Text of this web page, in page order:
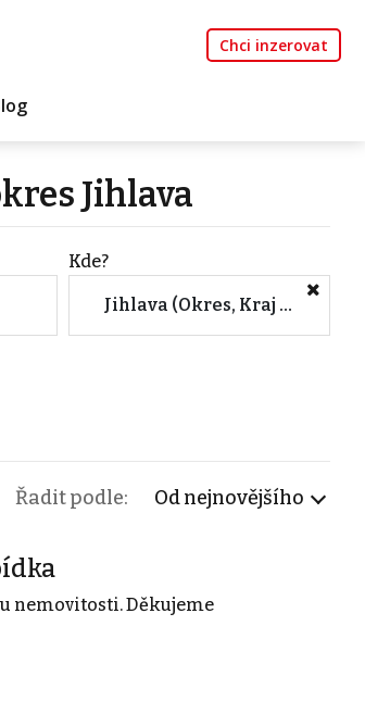
Chci inzerovat
Jihlava
Kde?
Jihlava (Okres, Kraj Vysočina)
Řadit podle: Od nejnovějšího
nemovitosti. Děkujeme